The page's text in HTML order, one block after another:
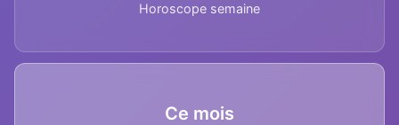
Horoscope semaine
Ce mois